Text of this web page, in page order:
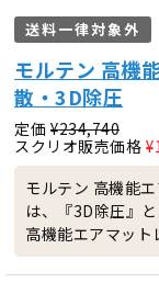
送料一律対象外
モルテン 高機
散・3D除圧
定価 ¥234,740
スクリオ販売価格 ¥
モルテン 高機能
は、『3D除圧』
高機能エアマット